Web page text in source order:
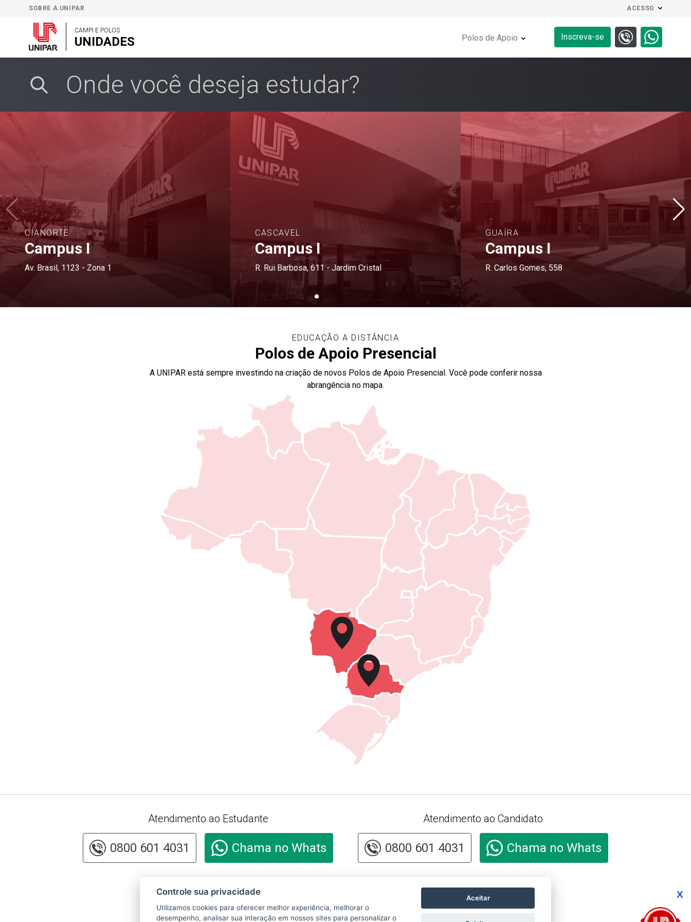
SOBRE A UNIPAR ACESSO
CAMPI E POLOS
UNIDADES Polos de Apoio Inscreva-se
CIANORTE
Campus I
Av. Brasil, 1123 - Zona 1
CASCAVEL
Campus I
R. Rui Barbosa, 611 - Jardim Cristal
GUAÍRA
Campus I
R. Carlos Gomes, 558
EDUCAÇÃO A DISTÂNCIA
Polos de Apoio Presencial
A UNIPAR está sempre investindo na criação de novos Polos de Apoio Presencial. Você pode conferir nossa
abrangência no mapa.
Atendimento ao Estudante
0800 601 4031 Chama no Whats
Atendimento ao Candidato
0800 601 4031 Chama no Whats
da instituição no
Clique aqui e acesse o
Relatório de Transparência e
Igualdade Salarial de
Mulheres e Homens
Controle sua privacidade
Utilizamos cookies para oferecer melhor experiência, melhorar o
desempenho, analisar sua interação em nossos sites para personalizar o
Aceitar X